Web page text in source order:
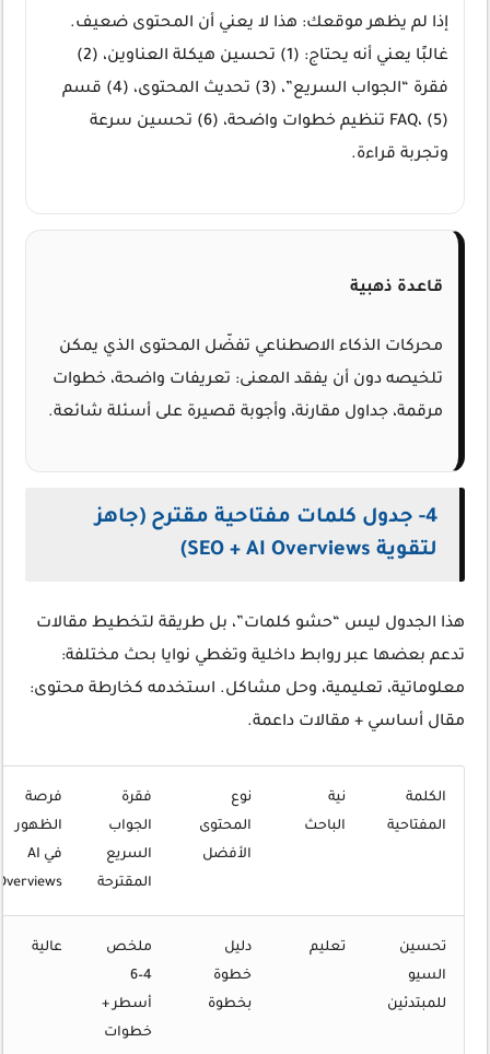
إذا لم يظهر موقعك: هذا لا يعني أن المحتوى ضعيف.
غالبًا يعني أنه يحتاج: (1) تحسين هيكلة العناوين، (2)
فقرة “الجواب السريع”، (3) تحديث المحتوى، (4) قسم
FAQ، (5) تنظيم خطوات واضحة، (6) تحسين سرعة
وتجربة قراءة.
قاعدة ذهبية
محركات الذكاء الاصطناعي تفضّل المحتوى الذي يمكن
تلخيصه دون أن يفقد المعنى: تعريفات واضحة، خطوات
مرقمة، جداول مقارنة، وأجوبة قصيرة على أسئلة شائعة.
4- جدول كلمات مفتاحية مقترح (جاهز
لتقوية SEO + AI Overviews)
هذا الجدول ليس “حشو كلمات”، بل طريقة لتخطيط مقالات
تدعم بعضها عبر روابط داخلية وتغطي نوايا بحث مختلفة:
معلوماتية، تعليمية، وحل مشاكل. استخدمه كخارطة محتوى:
مقال أساسي + مقالات داعمة.
الكلمة
المفتاحية
نية
الباحث
نوع
المحتوى
الأفضل
فقرة
الجواب
السريع
المقترحة
فرصة
الظهور
في AI
تحسين
السيو
للمبتدئين
تعليم
دليل
خطوة
بخطوة
ملخص
4–6
أسطر +
خطوات
عالية